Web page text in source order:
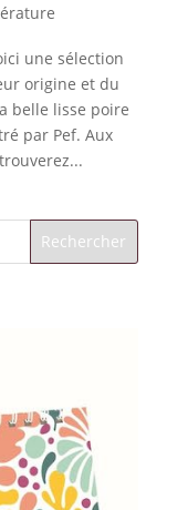
une sélection
origine et du
belle lisse poire
par Pef. Aux